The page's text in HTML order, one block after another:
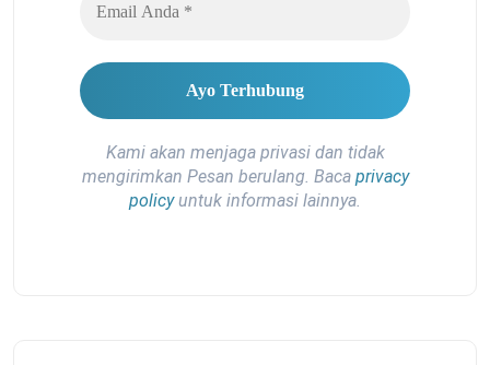
Kami akan menjaga privasi dan tidak
mengirimkan Pesan berulang. Baca privacy
policyuntuk informasi lainnya.